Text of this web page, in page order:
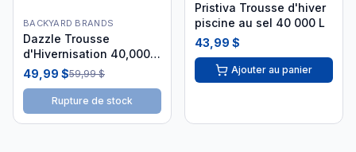
BACKYARD BRANDS
Dazzle Trousse
d'Hivernisation 40,000 L
DAZ06030
49,99 $59,99 $
Rupture de stock
Pristiva Trousse d'hiver
piscine au sel 40 000 L
43,99 $
Ajouter au panier